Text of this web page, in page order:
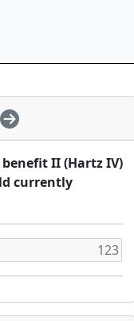
II (Hartz IV)
currently